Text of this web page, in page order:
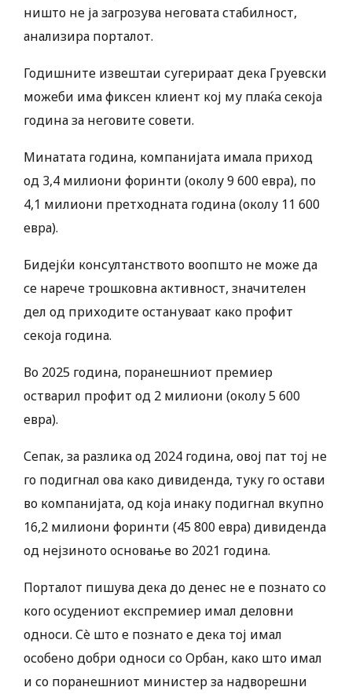
ништо не ја загрозува неговата стабилност,
анализира порталот.
Годишните извештаи сугерираат дека Груевски
можеби има фиксен клиент кој му плаќa секоја
година за неговите совети.
Минатата година, компанијата имала приход
од 3,4 милиони форинти (околу 9 600 евра), по
4,1 милиони претходната година (околу 11 600
евра).
Бидејќи консултанството воопшто не може да
се нарече трошковна активност, значителен
дел од приходите остануваат како профит
секоја година.
Во 2025 година, поранешниот премиер
остварил профит од 2 милиони (околу 5 600
евра).
Сепак, за разлика од 2024 година, овој пат тој не
го подигнал ова како дивиденда, туку го остави
во компанијата, од која инаку подигнал вкупно
16,2 милиони форинти (45 800 евра) дивиденда
од нејзиното основање во 2021 година.
Порталот пишува дека до денес не е познато со
кого осудениот експремиер имал деловни
односи. Сè што е познато е дека тој имал
особено добри односи со Орбан, како што имал
и со поранешниот министер за надворешни